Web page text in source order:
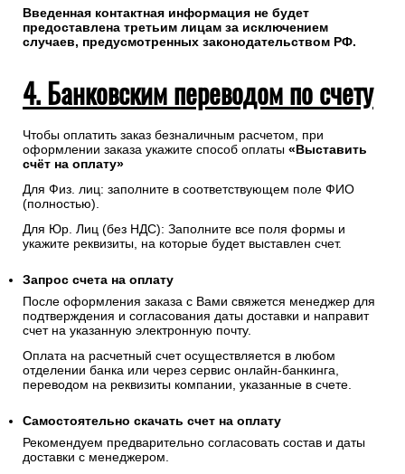
Введенная контактная информация не будет
предоставлена третьим лицам за исключением
случаев, предусмотренных законодательством РФ.
4. Банковским переводом по счету
Чтобы оплатить заказ безналичным расчетом, при
оформлении заказа укажите способ оплаты «Выставить
счёт на оплату»
Для Физ. лиц: заполните в соответствующем поле ФИО
(полностью).
Для Юр. Лиц (без НДС): Заполните все поля формы и
укажите реквизиты, на которые будет выставлен счет.
Запрос счета на оплату
После оформления заказа с Вами свяжется менеджер для
подтверждения и согласования даты доставки и направит
счет на указанную электронную почту.
Оплата на расчетный счет осуществляется в любом
отделении банка или через сервис онлайн-банкинга,
переводом на реквизиты компании, указанные в счете.
Самостоятельно скачать счет на оплату
Рекомендуем предварительно согласовать состав и даты
доставки с менеджером.